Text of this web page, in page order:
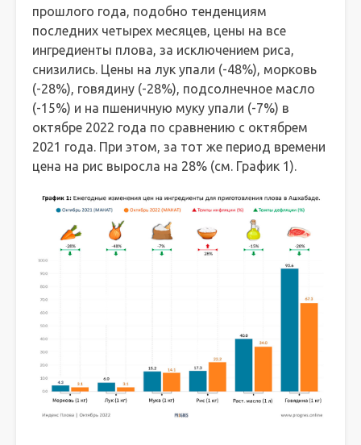
прошлого года, подобно тенденциям
последних четырех месяцев, цены на все
ингредиенты плова, за исключением риса,
снизились. Цены на лук упали (-48%), морковь
(-28%), говядину (-28%), подсолнечное масло
(-15%) и на пшеничную муку упали (-7%) в
октябре 2022 года по сравнению с октябрем
2021 года. При этом, за тот же период времени
цена на рис выросла на 28% (см. График 1).